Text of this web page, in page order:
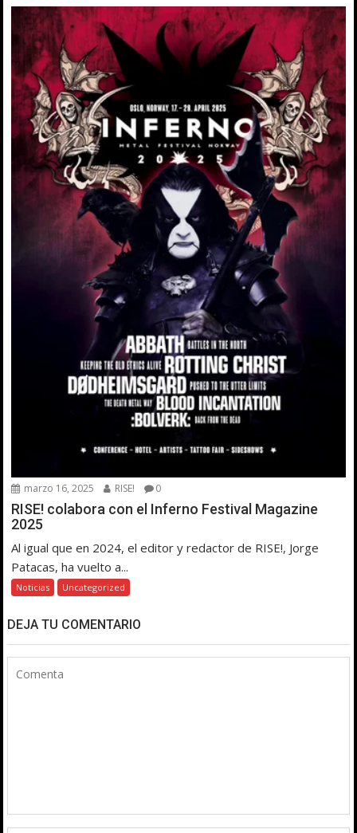
marzo 16, 2025 RISE! 0
RISE! colabora con el Inferno Festival Magazine
2025
Al igual que en 2024, el editor y redactor de RISE!, Jorge
Patacas, ha vuelto a...
Noticias Uncategorized
DEJA TU COMENTARIO